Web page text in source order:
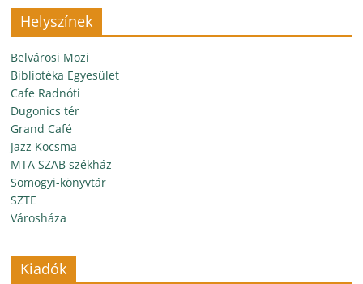
Helyszínek
Belvárosi Mozi
Bibliotéka Egyesület
Cafe Radnóti
Dugonics tér
Grand Café
Jazz Kocsma
MTA SZAB székház
Somogyi-könyvtár
SZTE
Városháza
Kiadók